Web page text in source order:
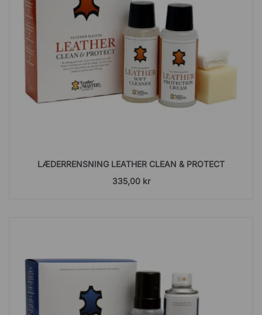
LÆDERRENSNING LEATHER CLEAN & PROTECT
335,00 kr